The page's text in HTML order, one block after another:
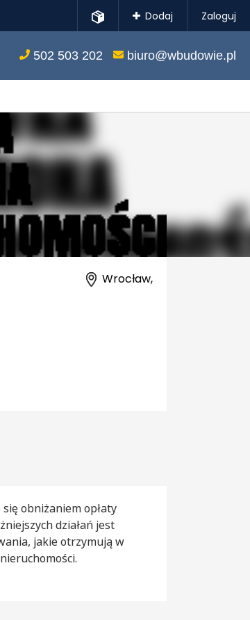
Dodaj Zaloguj
502 503 202 biuro@wbudowie.pl
Wrocław,
obniżaniem opłaty
działań jest
jakie otrzymują w